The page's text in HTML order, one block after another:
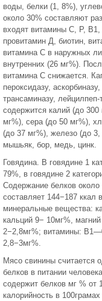
воды, белки (1, 8%),
около 30% составляют
входят витамины С, Р,
провитамин Д, биотин,
витамина С в наружных
внутренних (26 мг%).
витамина С снижается.
пероксидазу,
трансаминазу,
содержится калий (до
мг%), сера (до 50 мг%),
(до 37 мг%), железо (до
мышьяк, бор, медь, цинк.
Говядина. В говядине 1
79%, в говядине 2
Содержание белков около
составляет 144−187 ккал
минеральные вещества:
кальций 9− 10мг%,
2−2,8мг%; витамины:
2,8−3мг%.
Мясо свинины считается
белков в питании
содержит белков мг % от
калорийность в